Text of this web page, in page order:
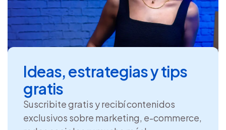
Ideas, estrategias y tips
gratis
Suscribite gratis y recibí contenidos
exclusivos sobre marketing, e-commerce,